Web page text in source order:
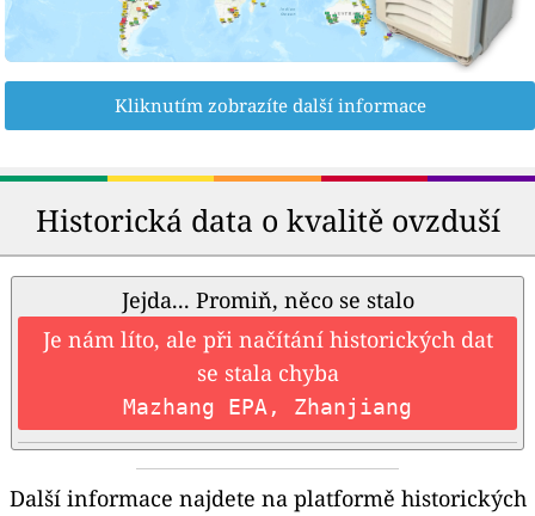
Kliknutím zobrazíte další informace
Historická data o kvalitě ovzduší
Jejda... Promiň, něco se stalo
Je nám líto, ale při načítání historických dat
se stala chyba
Mazhang EPA, Zhanjiang
Další informace najdete na platformě historických